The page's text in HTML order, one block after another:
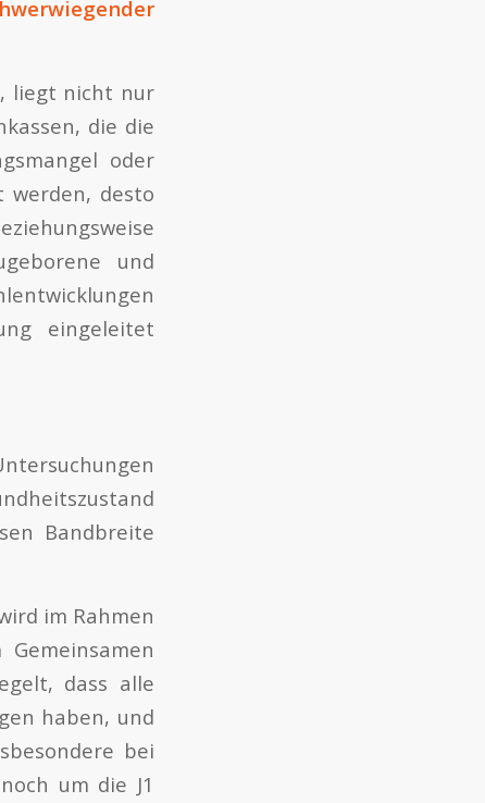
liegt nicht nur
die die
oder
werden, desto
und
eingeleitet
Bandbreite
im Rahmen
dass alle
haben, und
bei
um die J1